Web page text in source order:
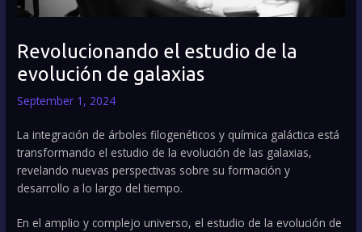
Revolucionando el estudio de la
evolución de galaxias
September 1, 2024
La integración de árboles filogenéticos y química galáctica está
transformando el estudio de la evolución de las galaxias,
revelando nuevas perspectivas sobre su formación y
desarrollo a lo largo del tiempo.
En el amplio y complejo universo, el estudio de la evolución de